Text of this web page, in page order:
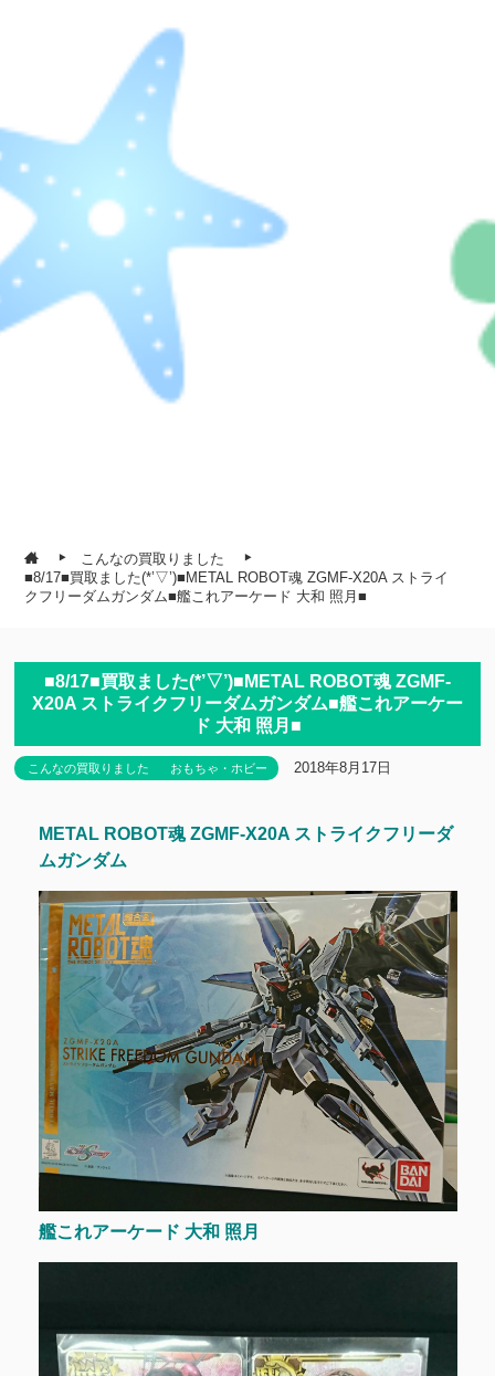
こんなの買取りました
■8/17■買取ました(*’▽’)■METAL ROBOT魂 ZGMF-X20A ストライ
クフリーダムガンダム■艦これアーケード 大和 照月■
■8/17■買取ました(*’▽’)■METAL ROBOT魂 ZGMF-
X20A ストライクフリーダムガンダム■艦これアーケー
ド 大和 照月■
こんなの買取りました おもちゃ・ホビー 2018年8月17日
METAL ROBOT魂 ZGMF-X20A ストライクフリーダ
ムガンダム
艦これアーケード 大和 照月